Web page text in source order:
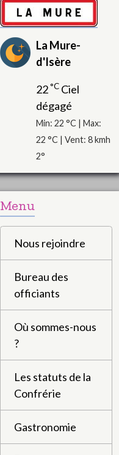
La Mure-
d'Isère
22 °CCiel
dégagé
Min: 22 °C | Max:
22 °C | Vent: 8 kmh
2°
Menu
Nous rejoindre
Bureau des
officiants
Où sommes-nous
?
Les statuts de la
Confrérie
Gastronomie